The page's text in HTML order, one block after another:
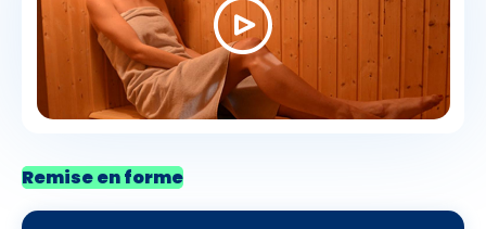
Remise en forme